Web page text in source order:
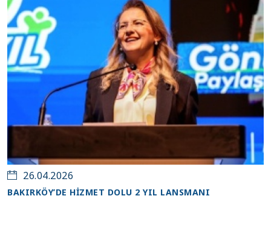
26.04.2026
BAKIRKÖY’DE HİZMET DOLU 2 YIL LANSMANI